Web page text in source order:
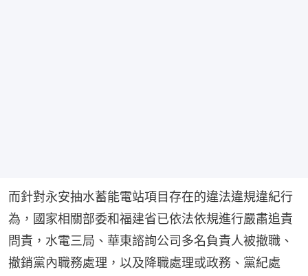
而針對永安抽水蓄能電站項目存在的違法違規違紀行
為，國家相關部委和福建省已依法依規進行嚴肅追責
問責，水電三局、華東諮詢公司多名負責人被撤職、
撤銷黨內職務處理，以及降職處理或政務、黨紀處